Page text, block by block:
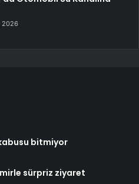
2026
kabusu bitmiyor
sürpriz ziyaret